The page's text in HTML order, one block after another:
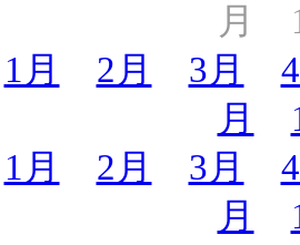
月
1月 2月 3月
月
1月 2月 3月
月